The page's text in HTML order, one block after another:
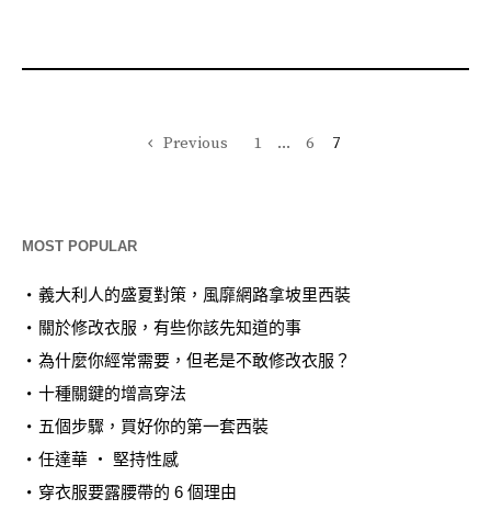
Previous 1 ... 6 7
MOST POPULAR
義大利人的盛夏對策，風靡網路拿坡里西裝
關於修改衣服，有些你該先知道的事
為什麼你經常需要，但老是不敢修改衣服？
十種關鍵的增高穿法
五個步驟，買好你的第一套西裝
任達華 ‧ 堅持性感
穿衣服要露腰帶的 6 個理由